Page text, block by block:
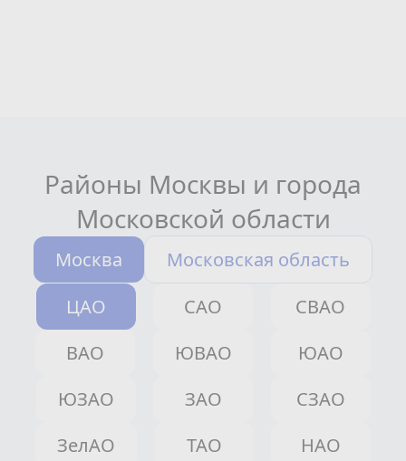
Районы Москвы и города
Московской области
Москва
Московская область
ЦАО
САО
СВАО
ВАО
ЮВАО
ЮАО
ЮЗАО
ЗАО
СЗАО
ЗелАО
ТАО НАО